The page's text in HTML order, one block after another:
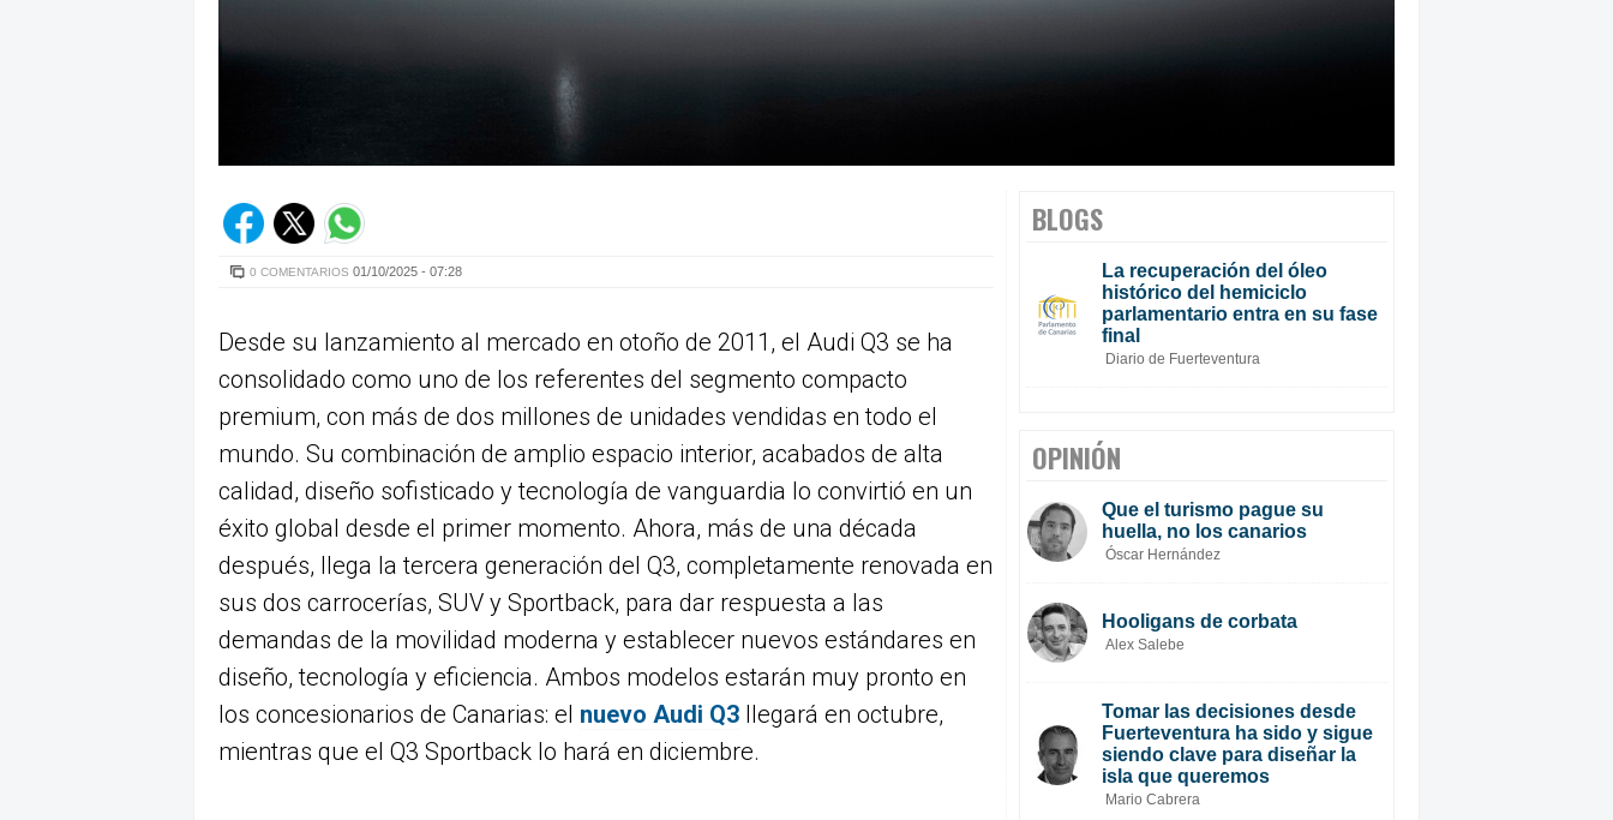
0 COMENTARIOS 01/10/2025 - 07:28
Desde su lanzamiento al mercado en otoño de 2011, el Audi Q3 se ha
consolidado como uno de los referentes del segmento compacto
premium, con más de dos millones de unidades vendidas en todo el
mundo. Su combinación de amplio espacio interior, acabados de alta
calidad, diseño sofisticado y tecnología de vanguardia lo convirtió en un
éxito global desde el primer momento. Ahora, más de una década
después, llega la tercera generación del Q3, completamente renovada en
sus dos carrocerías, SUV y Sportback, para dar respuesta a las
demandas de la movilidad moderna y establecer nuevos estándares en
diseño, tecnología y eficiencia. Ambos modelos estarán muy pronto en
los concesionarios de Canarias: el nuevo Audi Q3 llegará en octubre,
mientras que el Q3 Sportback lo hará en diciembre.
BLOGS
La recuperación del óleo
histórico del hemiciclo
parlamentario entra en su fase
final
Diario de Fuerteventura
OPINIÓN
Que el turismo pague su
huella, no los canarios
Óscar Hernández
Hooligans de corbata
Alex Salebe
Tomar las decisiones desde
Fuerteventura ha sido y sigue
siendo clave para diseñar la
isla que queremos
Mario Cabrera